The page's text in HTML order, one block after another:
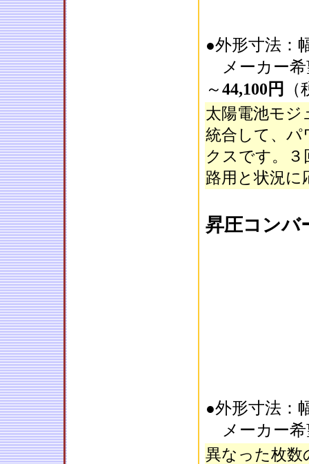
●外形寸法：
メーカー
～44,100円
太陽電池モジ
統合して、パ
クスです。３
路用と状況に
昇圧コンバ
●外形寸法：
メーカー
異なった枚数